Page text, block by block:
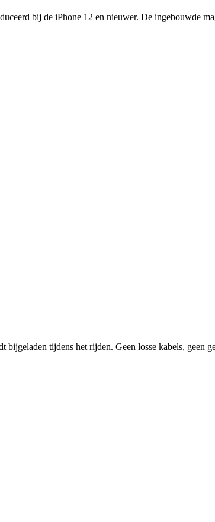
bij de iPhone 12 en nieuwer. De ingebouwde
tijdens het rijden. Geen losse kabels, geen